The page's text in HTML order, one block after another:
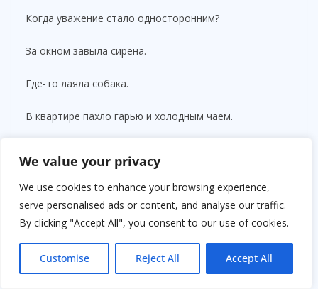
We value your privacy
We use cookies to enhance your browsing experience,
serve personalised ads or content, and analyse our traffic.
By clicking "Accept All", you consent to our use of cookies.
Customise Reject All Accept All
Когда уважение стало односторонним?
За окном завыла сирена.
Где-то лаяла собака.
В квартире пахло гарью и холодным чаем.
— Ну? Ты поедешь?
Я опустила взгляд на сумку.
Потом снова на него.